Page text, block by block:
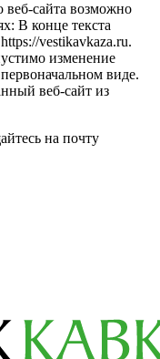
сайта возможно
В конце текста
vestikavkaza.ru.
изменение
виде.
веб-сайт из
на почту